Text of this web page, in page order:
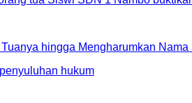
hingga Mengharumkan